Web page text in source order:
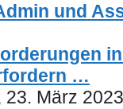
und
…
23. März 2023